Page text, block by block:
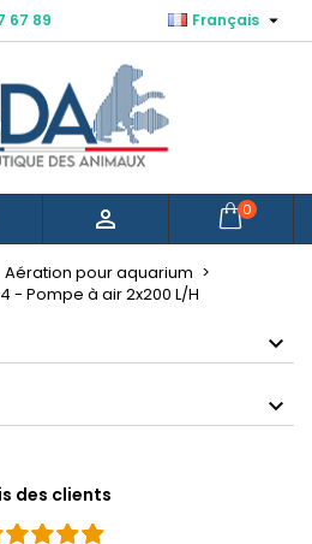
67 89 Français 
 0
Aération pour aquarium
4 - Pompe à air 2x200 L/H
des clients
×
liste
d'envies ×
Créer une liste d'envies
×
pour ajouter des produits
Annuler Connexion